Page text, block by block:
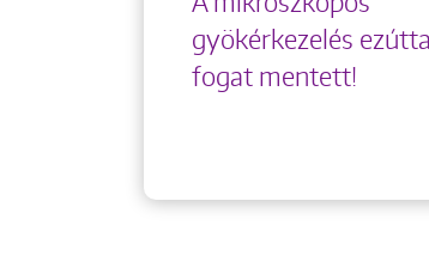
gyökérkezelés
fogat mentett!